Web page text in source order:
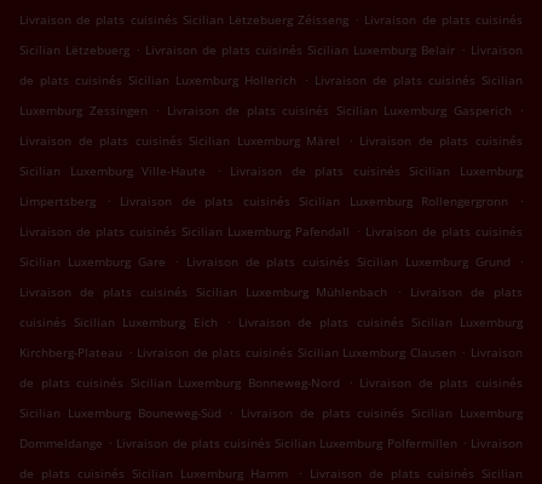
Livraison de plats cuisinés Sicilian Lëtzebuerg Zéisseng . Livraison de plats cuisinés
Sicilian Lëtzebuerg . Livraison de plats cuisinés Sicilian Luxemburg Belair . Livraison
de plats cuisinés Sicilian Luxemburg Hollerich
. Livraison de plats cuisinés Sicilian
Luxemburg Zessingen
. Livraison de plats cuisinés Sicilian Luxemburg Gasperich
.
Livraison de plats cuisinés Sicilian Luxemburg Märel
. Livraison de plats cuisinés
Sicilian Luxemburg Ville-Haute
.
Livraison de plats cuisinés Sicilian Luxemburg
Limpertsberg
. Livraison de plats cuisinés Sicilian Luxemburg Rollengergronn
.
Livraison de plats cuisinés Sicilian Luxemburg Pafendall . Livraison de plats cuisinés
Sicilian Luxemburg Gare
. Livraison de plats cuisinés Sicilian Luxemburg Grund
.
Livraison de plats cuisinés Sicilian Luxemburg Mühlenbach
.
Livraison de plats
cuisinés Sicilian Luxemburg Eich
. Livraison de plats cuisinés Sicilian Luxemburg
Kirchberg-Plateau . Livraison de plats cuisinés Sicilian Luxemburg Clausen . Livraison
de plats cuisinés Sicilian Luxemburg Bonneweg-Nord
. Livraison de plats cuisinés
Sicilian Luxemburg Bouneweg-Süd
. Livraison de plats cuisinés Sicilian Luxemburg
Dommeldange . Livraison de plats cuisinés Sicilian Luxemburg Polfermillen . Livraison
de plats cuisinés Sicilian Luxemburg Hamm
. Livraison de plats cuisinés Sicilian